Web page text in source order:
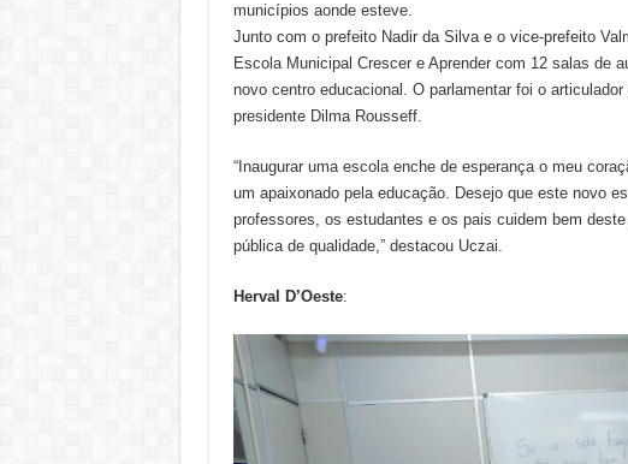
municípios aonde esteve.
Junto com o prefeito Nadir da Silva e o vice-prefeito
Escola Municipal Crescer e Aprender com 12 salas de
novo centro educacional. O parlamentar foi o
presidente Dilma Rousseff.
“Inaugurar uma escola enche de esperança o meu
um apaixonado pela educação. Desejo que este novo
professores, os estudantes e os pais cuidem bem
pública de qualidade,” destacou Uczai.
Herval D’Oeste: